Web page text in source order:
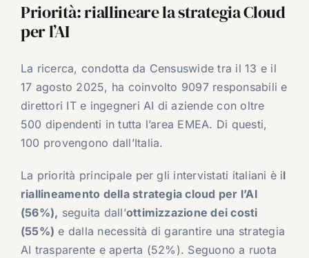
Priorità: riallineare la strategia Cloud
per l’AI
La ricerca, condotta da Censuswide tra il 13 e il
17 agosto 2025, ha coinvolto 9097 responsabili e
direttori IT e ingegneri AI di aziende con oltre
500 dipendenti in tutta l’area EMEA. Di questi,
100 provengono dall’Italia.
La priorità principale per gli intervistati italiani è il
riallineamento della strategia cloud per l’AI
(56%), seguita dall’ottimizzazione dei costi
(55%) e dalla necessità di garantire una strategia
AI trasparente e aperta (52%). Seguono a ruota